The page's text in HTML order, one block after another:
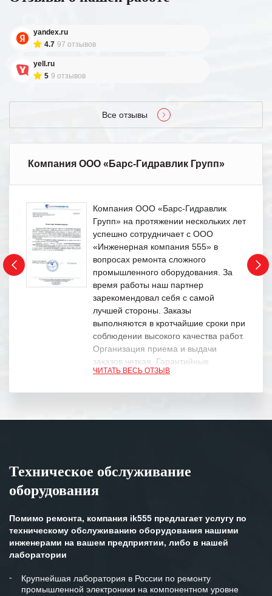
yandex.ru
4.7 97 отзывов
yell.ru
5 9 отзывов
Все отзывы
Компания ООО «Барс-Гидравлик Групп»
Компания ООО «Барс-Гидравлик
Групп» на протяжении нескольких лет
успешно сотрудничает с ООО
«Инженерная компания 555» в
вопросах ремонта сложного
промышленного оборудования. За
время работы наш партнер
зарекомендовал себя с самой
лучшей стороны. Заказы
выполняются в кротчайшие сроки при
соблюдении высокого качества работ.
Организация приема и выдачи
заказов четкая. Гарантийные
обязательства выполняются в
Особенно хочется отметить высокую
клиентоориентированность
готовность помочь в самых сложных
Мы высоко ценим сложившиеся
и доверительные партнерские
отношения и искренне желаем
ЧИТАТЬ ВЕСЬ ОТЗЫВ
Техническое обслуживание
оборудования
Помимо ремонта, компания ik555 предлагает услугу по
техническому обслуживанию оборудования нашими
инженерами на вашем предприятии, либо в нашей
лаборатории
Крупнейшая лаборатория в России по ремонту
промышленной электроники на компонентном уровне